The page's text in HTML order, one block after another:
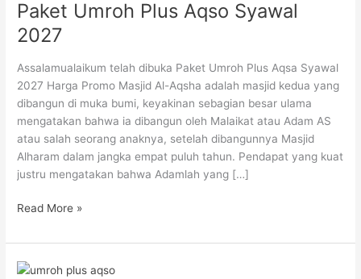
Paket Umroh Plus Aqso Syawal
2027
Assalamualaikum telah dibuka Paket Umroh Plus Aqsa Syawal
2027 Harga Promo Masjid Al-Aqsha adalah masjid kedua yang
dibangun di muka bumi, keyakinan sebagian besar ulama
mengatakan bahwa ia dibangun oleh Malaikat atau Adam AS
atau salah seorang anaknya, setelah dibangunnya Masjid
Alharam dalam jangka empat puluh tahun. Pendapat yang kuat
justru mengatakan bahwa Adamlah yang […]
Plus
Aqso
Syawal
2027
Read More »
Paket